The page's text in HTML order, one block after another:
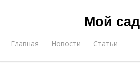
Мой сад
Главная Новости Статьи